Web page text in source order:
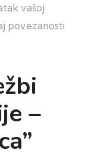
vašoj
povezanosti
–